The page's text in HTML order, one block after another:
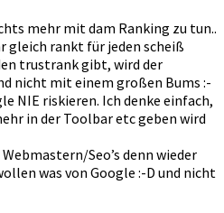
mehr mit dam Ranking zu tun..
gleich rankt für jeden scheiß
trustrank gibt, wird der
nicht mit einem großen Bums :-
NIE riskieren. Ich denke einfach,
in der Toolbar etc geben wird
Seo’s denn wieder
was von Google :-D und nicht